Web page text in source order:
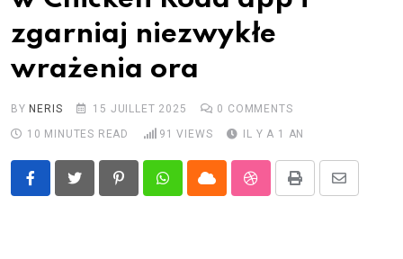
zgarniaj niezwykłe
wrażenia ora
BY NERIS 15 JUILLET 2025 0 COMMENTS
10 MINUTES READ
91 VIEWS IL Y A 1 AN
PinterestWhatsappCloud StumbleUpon
Print
Share